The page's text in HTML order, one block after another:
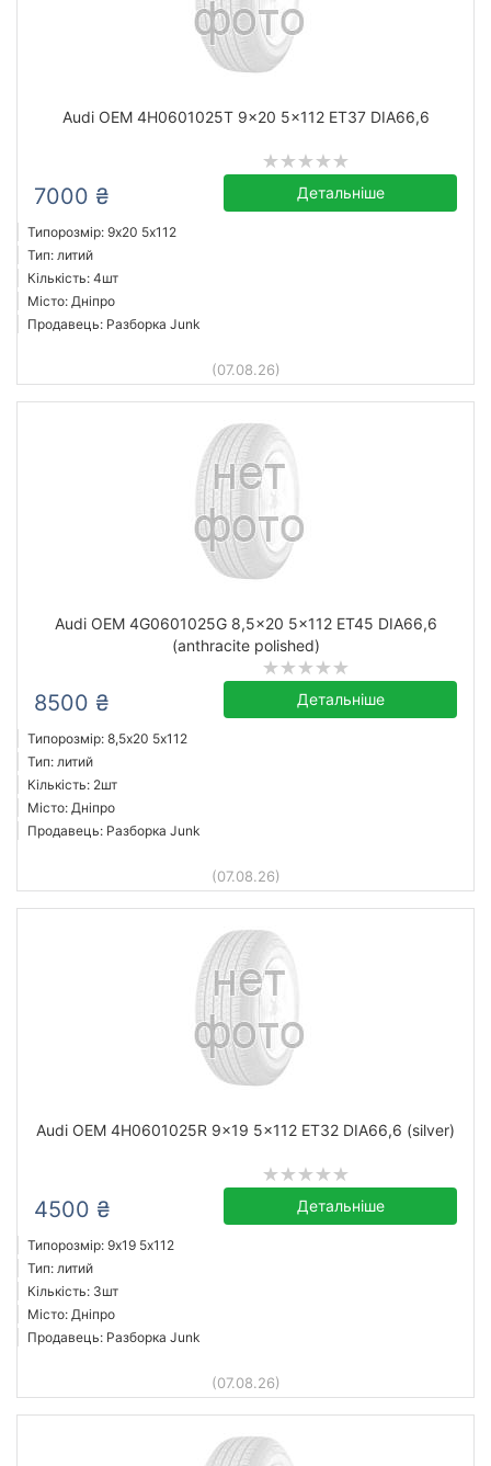
Audi OEM 4H0601025T 9x20 5x112 ET37 DIA66,6
7000 ₴ Детальніше
Типорозмір: 9x20 5х112
Тип: литий
Кількість: 4шт
Місто: Дніпро
Продавець: Разборка Junk
(07.08.26)
Audi OEM 4G0601025G 8,5x20 5x112 ET45 DIA66,6
(anthracite polished)
8500 ₴ Детальніше
Типорозмір: 8,5x20 5х112
Тип: литий
Кількість: 2шт
Місто: Дніпро
Продавець: Разборка Junk
(07.08.26)
Audi OEM 4H0601025R 9x19 5x112 ET32 DIA66,6 (silver)
4500 ₴ Детальніше
Типорозмір: 9x19 5х112
Тип: литий
Кількість: 3шт
Місто: Дніпро
Продавець: Разборка Junk
(07.08.26)